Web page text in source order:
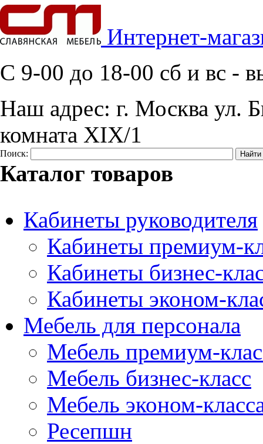
Интернет-
C 9-00 до 18-00 сб и вс -
Наш адрес: г. Москва ул.
комната XIX/1
Поиск:
Каталог товаров
Кабинеты руководителя
Кабинеты премиум-
Кабинеты бизнес-
Кабинеты эконом-
Мебель для персонала
Мебель премиум-
Мебель бизнес-класс
Мебель эконом-
Ресепшн